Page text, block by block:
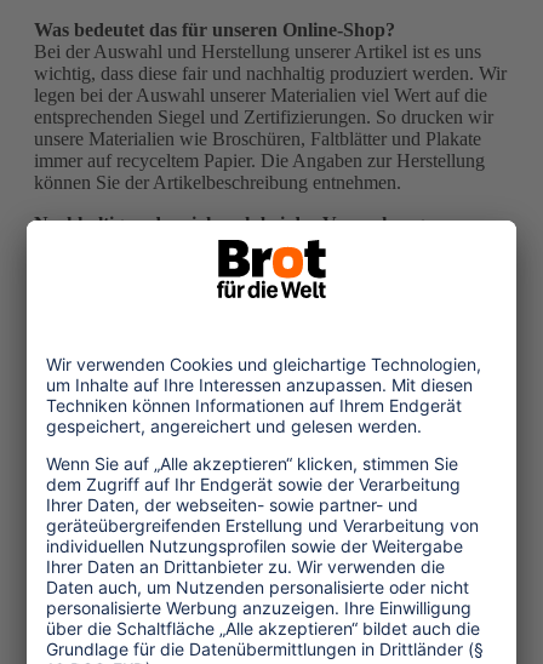
Was bedeutet das für unseren Online-Shop?
Bei der Auswahl und Herstellung unserer Artikel ist es uns
wichtig, dass diese fair und nachhaltig produziert werden. Wir
legen bei der Auswahl unserer Materialien viel Wert auf die
entsprechenden Siegel und Zertifizierungen. So drucken wir
unsere Materialien wie Broschüren, Faltblätter und Plakate
immer auf recyceltem Papier. Die Angaben zur Herstellung
können Sie der Artikelbeschreibung entnehmen.
Nachhaltig und sozial auch bei der Verpackung
Die Artikel werden von unseren Kolleg*innen im
Logistikzentrum individuell und sorgfältig in recycelbarem
Material verpackt. Unser Verpackungsmaterial wie Klebeband
Behinderungen zusammen, denn alle Menschen sollen die
gleichen Rechte haben. Überall im Alltag, auch bei der
Arbeit.
Warum bieten wir Artikel der GEPA – The fair Trade
Company in unserem Shop an?
Fairer Handel stärkt Kleinproduzent:innen im Globalen Süden
und hilft damit, die Welt ein Stück gerechter zu machen. Brot
für die Welt gehört zu den Gesellschaftern und
Gründungsmitgliedern der GEPA, die sich bereits seit 1975
für eine Welt einsetzt, in der für alle Menschen die Chance auf
eine selbstbestimmte Zukunft besteht. Eine Welt, in der jede:r
unter menschenwürdigen Bedingungen arbeiten und einen
angemessenen Lebensunterhalt bestreiten kann.